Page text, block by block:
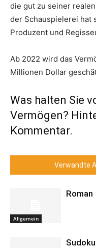
die gut zu seiner
der Schauspielerei hat
Produzent und
Ab 2022 wird das
Millionen Dollar
Was halten Sie
Vermögen?
Kommentar.
Verwandte
Allgemein
Roman